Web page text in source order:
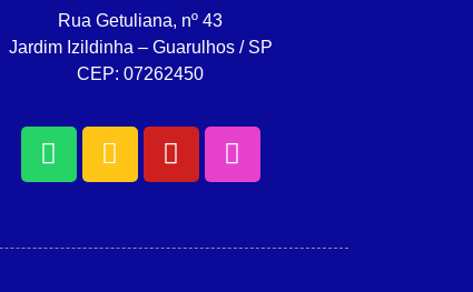
Rua Getuliana, nº 43
Jardim Izildinha – Guarulhos / SP
CEP: 07262450